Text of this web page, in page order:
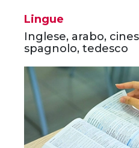
Lingue
Inglese, arabo,
spagnolo, tedesco